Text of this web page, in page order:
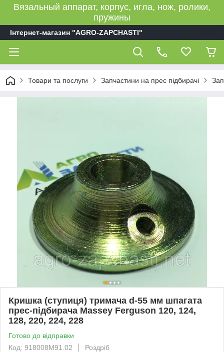
Вязальный аппарат, корпус, игла, нож, ролики,
пружины
Інтернет-магазин "AGRO-ZAPCHASTI"
Товари та послуги Запчастини на прес підбирачі
Кришка (ступиця) тримача d-55 мм шпагата
прес-підбирача Massey Ferguson 120, 124,
128, 220, 224, 228
Готово до відправки
Код: 918008M91.02
Роздріб